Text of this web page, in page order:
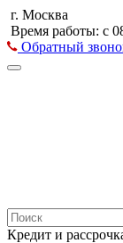
г. Москва
Время работы: с
Обратный
Кредит и